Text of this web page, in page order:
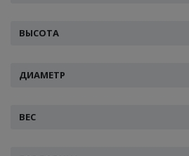
ВЫСОТА
ДИАМЕТР
ВЕС